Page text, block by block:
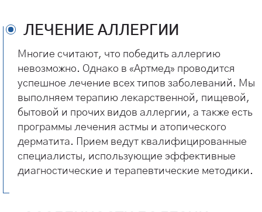
ЛЕЧЕНИЕ АЛЛЕРГИИ
Многие считают, что победить аллергию
невозможно. Однако в «Артмед» проводится
успешное лечение всех типов заболеваний. Мы
выполняем терапию лекарственной, пищевой,
бытовой и прочих видов аллергии, а также есть
программы лечения астмы и атопического
дерматита. Прием ведут квалифицированные
специалисты, использующие эффективные
диагностические и терапевтические методики.